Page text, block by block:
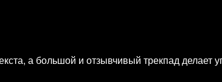
а большой и отзывчивый трекпад делает